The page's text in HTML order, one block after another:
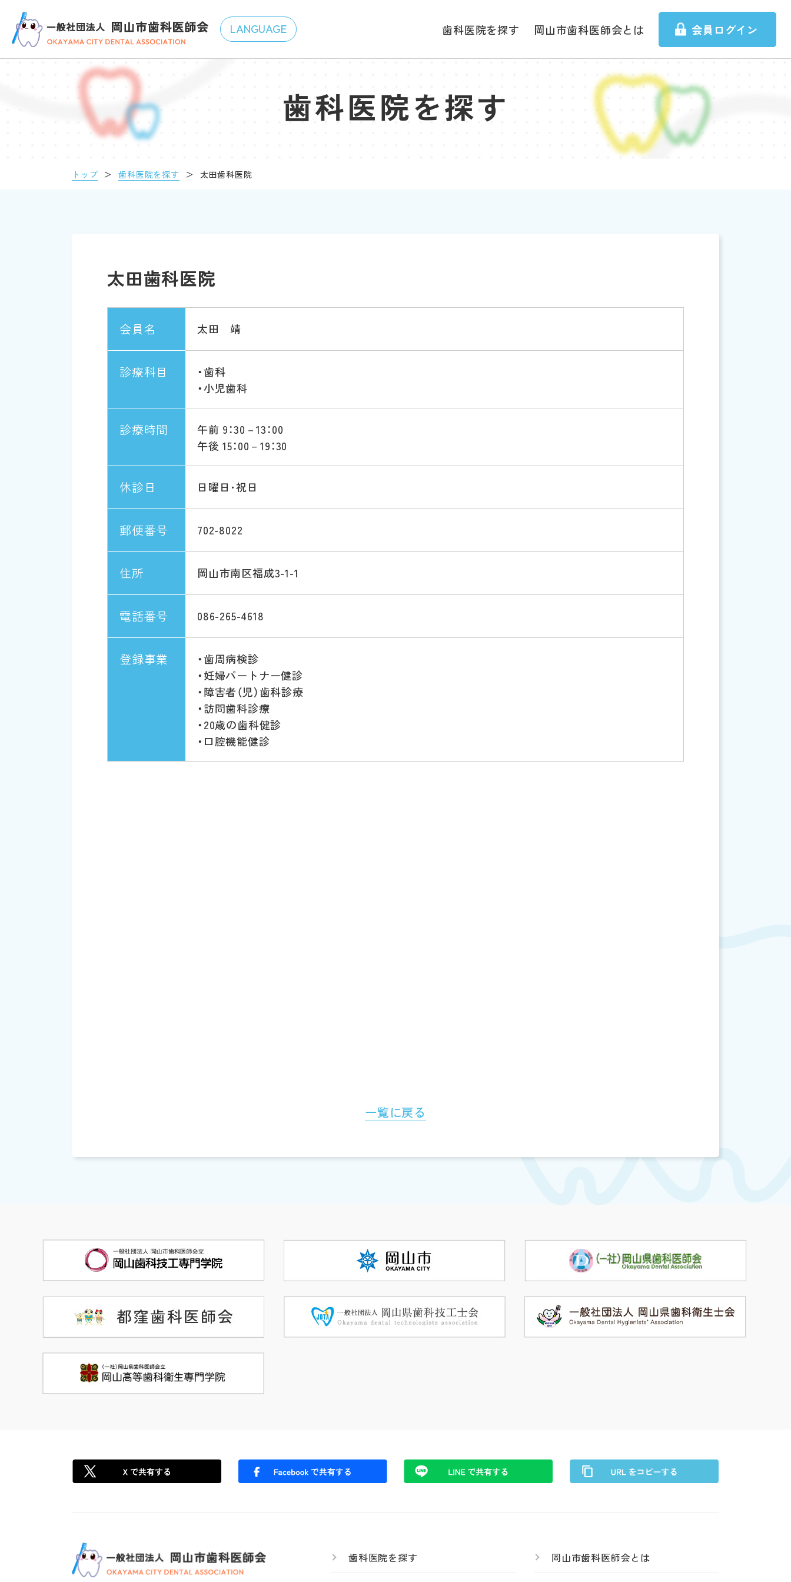
歯科医院を探す 岡山市歯科医師会とは 会員ログイン
歯科医院を探す
トップ ＞ 歯科医院を探す ＞ 太田歯科医院
太田歯科医院
会員名 太田 靖
診療科目
・歯科
・小児歯科
診療時間
午前 9：30－13：00
午後 15：00－19：30
休診日 日曜日･祝日
郵便番号 702-8022
住所 岡山市南区福成3-1-1
電話番号 086-265-4618
登録事業
・歯周病検診
・妊婦パートナー健診
・障害者（児）歯科診療
・訪問歯科診療
・20歳の歯科健診
・口腔機能健診
一覧に戻る
歯科医院を探す 岡山市歯科医師会とは